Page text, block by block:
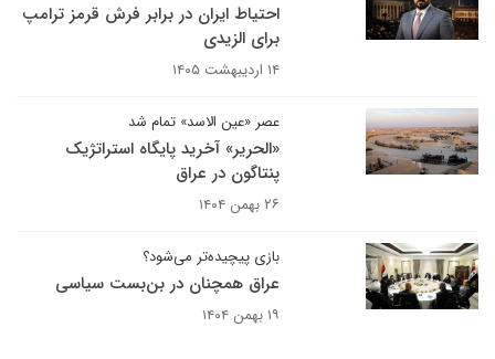
احتیاط ایران در برابر فرش قرمز ترامپ
برای الزیدی
۱۴ اردیبهشت ۱۴۰۵
عصر «عین الاسد» تمام شد
«الحریر» آخرید پایگاه استراتژیک
پنتاگون در عراق
۲۶ بهمن ۱۴۰۴
بازی پیچیده‌تر می‌شود؟
عراق همچنان در بن‌بست سیاسی
۱۹ بهمن ۱۴۰۴